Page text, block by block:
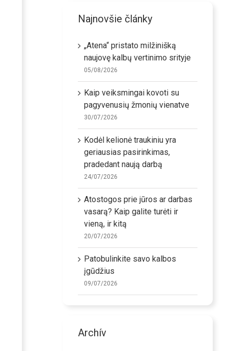
Najnovšie články
„Atena“ pristato milžinišką
naujovę kalbų vertinimo srityje
05/08/2026
Kaip veiksmingai kovoti su
pagyvenusių žmonių vienatve
30/07/2026
Kodėl kelionė traukiniu yra
geriausias pasirinkimas,
pradedant naują darbą
24/07/2026
Atostogos prie jūros ar darbas
vasarą? Kaip galite turėti ir
vieną, ir kitą
20/07/2026
Patobulinkite savo kalbos
įgūdžius
09/07/2026
Archív